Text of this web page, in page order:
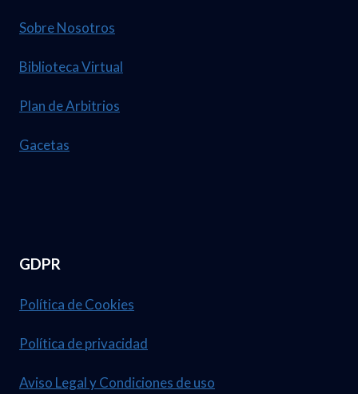
Sobre Nosotros
Biblioteca Virtual
Plan de Arbitrios
Gacetas
GDPR
Política de Cookies
Política de privacidad
Aviso Legal y Condiciones de uso